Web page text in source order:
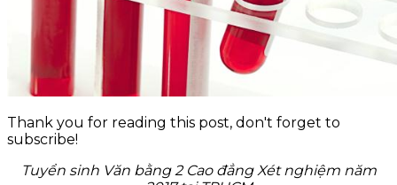
Thank you for reading this post, don't forget to
subscribe!
Tuyển sinh Văn bằng 2 Cao đẳng Xét nghiệm năm